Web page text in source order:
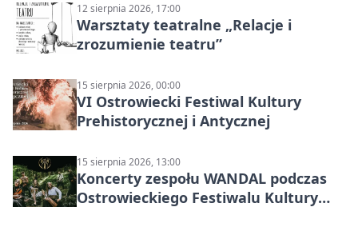
12 sierpnia 2026, 17:00
Warsztaty teatralne „Relacje i
zrozumienie teatru”
15 sierpnia 2026, 00:00
VI Ostrowiecki Festiwal Kultury
Prehistorycznej i Antycznej
15 sierpnia 2026, 13:00
Koncerty zespołu WANDAL podczas
Ostrowieckiego Festiwalu Kultury